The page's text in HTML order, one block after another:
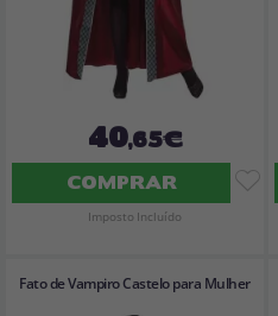
40,65€
COMPRAR
Imposto Incluído
Fato de Vampiro Castelo para Mulher